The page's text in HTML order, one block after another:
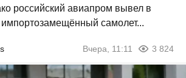
российский авиапром вывел в
самолет...
Вчера, 11:11 3 824